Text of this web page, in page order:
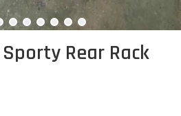
Sporty Rear Rack